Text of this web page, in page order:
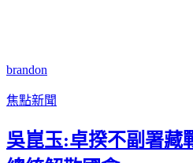
brandon
焦點新聞
吳崑玉:卓揆不副署藏